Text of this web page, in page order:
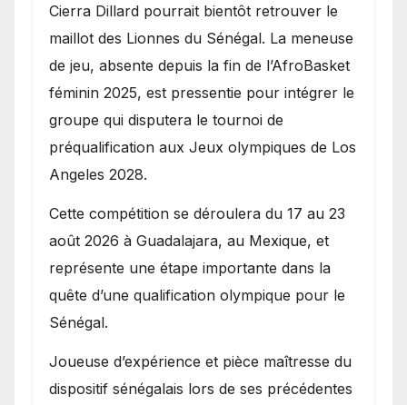
Cierra Dillard pourrait bientôt retrouver le
maillot des Lionnes du Sénégal. La meneuse
de jeu, absente depuis la fin de l’AfroBasket
féminin 2025, est pressentie pour intégrer le
groupe qui disputera le tournoi de
préqualification aux Jeux olympiques de Los
Angeles 2028.
Cette compétition se déroulera du 17 au 23
août 2026 à Guadalajara, au Mexique, et
représente une étape importante dans la
quête d’une qualification olympique pour le
Sénégal.
Joueuse d’expérience et pièce maîtresse du
dispositif sénégalais lors de ses précédentes